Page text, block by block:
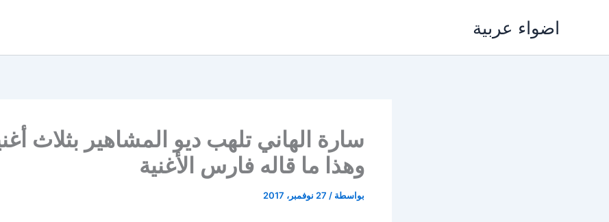
اضواء عربية
سارة الهاني تلهب ديو المشاهير بثلاث
وهذا ما قاله فارس الأغنية
بواسطة / 27 نوفمبر، 2017